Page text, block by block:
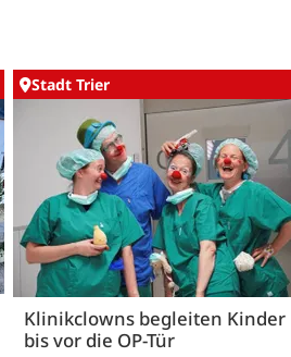
Stadt Trier
Klinikclowns begleiten Kinder
bis vor die OP-Tür